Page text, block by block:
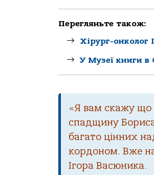
Перегляньте також:
Хірург-онколог
У Музеї книги в
«Я вам скажу що
спадщину
багато цінних
кордоном. Вже
Ігора Васюника.